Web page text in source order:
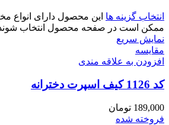
انتخاب گزینه ها این محصول دارای انواع
ممکن است در صفحه محصول انتخاب
نمایش سریع
مقايسه
افزودن به علاقه مندی
کد 1126 کیف اسپرت دخترانه
189,000 تومان
فروخته شده